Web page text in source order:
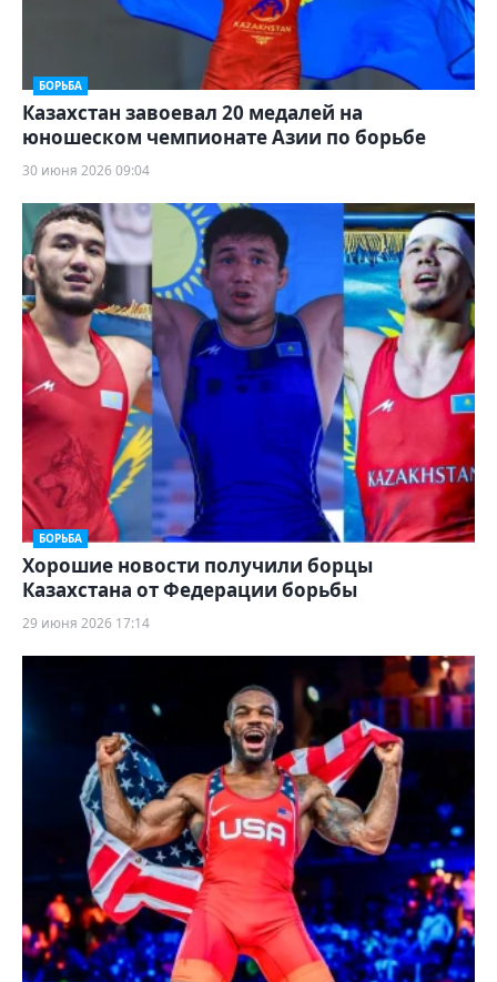
БОРЬБА
Казахстан завоевал 20 медалей на
юношеском чемпионате Азии по борьбе
30 июня 2026 09:04
БОРЬБА
Хорошие новости получили борцы
Казахстана от Федерации борьбы
29 июня 2026 17:14